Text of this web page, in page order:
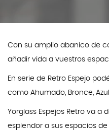
Con su amplio abanico de
añadir vida a vuestros
En serie de Retro Espejo
como Ahumado, Bronce,
Yorglass Espejos Retro va a
esplendor a sus espacios de